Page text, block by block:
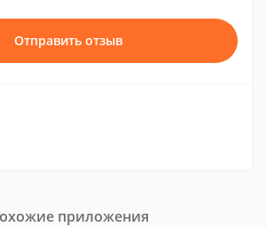
Отправить отзыв
приложения